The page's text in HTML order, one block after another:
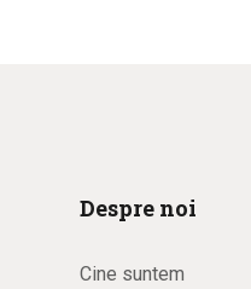
Despre noi
Cine suntem